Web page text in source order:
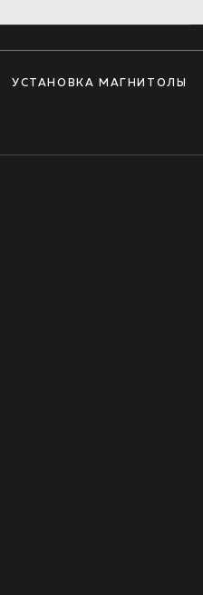
УСТАНОВКА МАГНИТОЛЫ